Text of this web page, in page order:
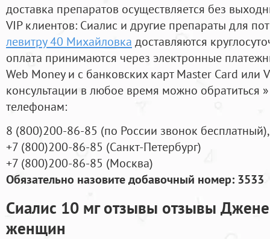
доставка препаратов осуществляется без
VIP клиентов: Сиалис и другие препараты для
левитру 40 Михайловка доставляются
оплата принимаются через электронные
Web Money и с банковских карт Master Card или
консультации в любое время можно обратиться
телефонам:
8 (800)200-86-85 (по России звонок бесплатный),
+7 (800)200-86-85 (Санкт-Петербург)
+7 (800)200-86-85 (Москва)
Обязательно назовите добавочный номер: 3533
Сиалис 10 мг отзывы отзывы
женщин